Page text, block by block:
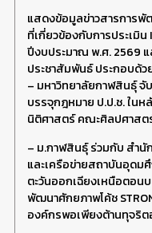
แสดงข้อมูลข่าวสารการ
ที่เกี่ยวข้องกับการประเมิน
ปีงบประมาณ พ.ศ. 2569 แ
ประชาสัมพันธ์ ประกอบด้ว
– มหาวิทยาลัยกาฬสินธุ์ จั
บรรจุกฎหมาย ป.ป.ช. ในห
นิติศาสตร์ คณะศิลปศาสต
– ม.กาฬสินธุ์ ร่วมกับ สำนั
และเครือข่ายสถาบันอุดม
ตะวันออกเฉียงเหนือตอน
พัฒนาศักยภาพโค้ช
องค์กรพอเพียงต้านทุจริ